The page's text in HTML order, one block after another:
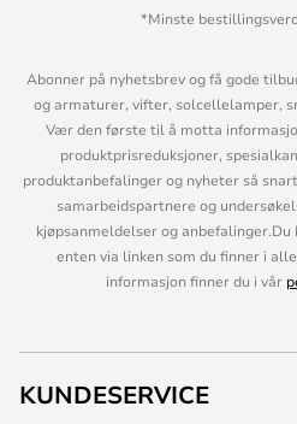
*Minste
Abonner på nyhetsbrev og få gode
og armaturer, vifter, solcellelamper,
Vær den første til å motta
produktprisreduksjoner,
produktanbefalinger og nyheter så
samarbeidspartnere og
kjøpsanmeldelser og
enten via linken som du finner i
informasjon finner du i vår
KUNDESERVICE